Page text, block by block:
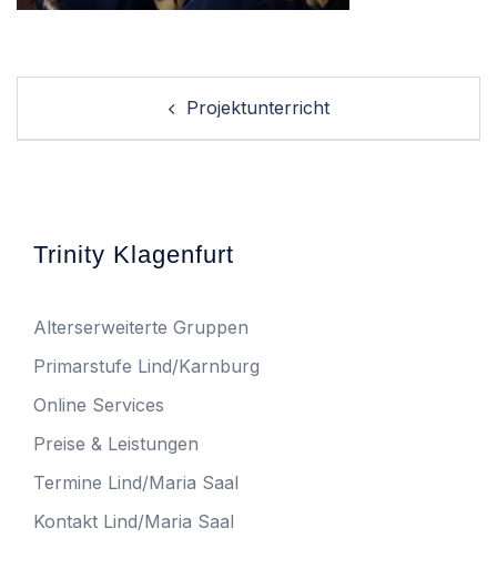
Projektunterricht
Trinity Klagenfurt
Alterserweiterte Gruppen
Primarstufe Lind/Karnburg
Online Services
Preise & Leistungen
Termine Lind/Maria Saal
Kontakt Lind/Maria Saal